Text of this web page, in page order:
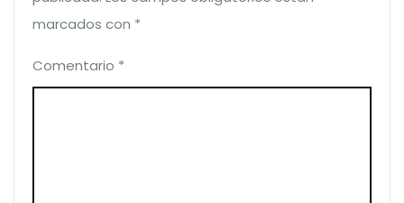
marcados con *
Comentario *